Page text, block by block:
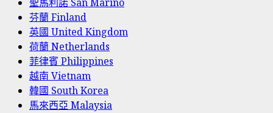
聖馬利諾 San Marino
芬蘭 Finland
英國 United Kingdom
荷蘭 Netherlands
菲律賓 Philippines
越南 Vietnam
韓國 South Korea
馬來西亞 Malaysia